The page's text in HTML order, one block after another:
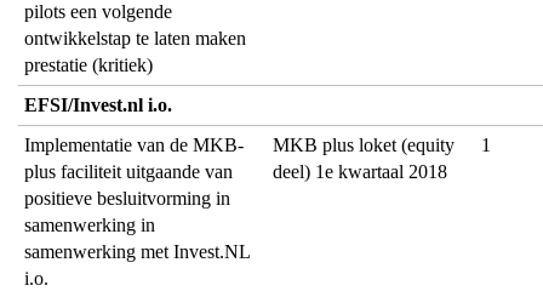
pilots een volgende
ontwikkelstap te laten maken
prestatie (kritiek)
EFSI/Invest.nl i.o.
Implementatie van de MKB-
plus faciliteit uitgaande van
positieve besluitvorming in
samenwerking in
samenwerking met Invest.NL
i.o.
MKB plus loket (equity
deel) 1e kwartaal 2018
1